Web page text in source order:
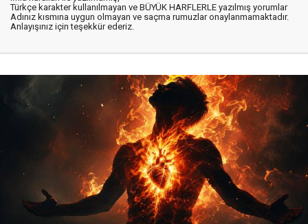
Türkçe karakter kullanılmayan ve BÜYÜK HARFLERLE yazılmış yorumlar
Adınız kısmına uygun olmayan ve saçma rumuzlar onaylanmamaktadır.
Anlayışınız için teşekkür ederiz.